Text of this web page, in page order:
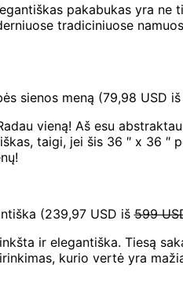
pakabukas yra ne
tradiciniuose
sienos meną (79,98 USD
vieną! Aš esu
taigi, jei šis 36 ″ x 36 ″
(239,97 USD iš599
ir elegantiška. Tiesą
kurio vertė yra